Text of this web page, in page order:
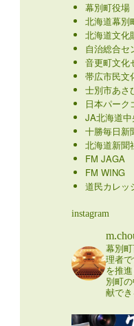
幕別町役場
北海道幕別
北海道文化
自治総合セ
音更町文化
帯広市民文
士別市あさ
日本パーク
JA北海道中
十勝毎日新
北海道新聞
FM JAGA
FM WING
道民カレッ
instagram
幕別
理者
を推
別町
献でき